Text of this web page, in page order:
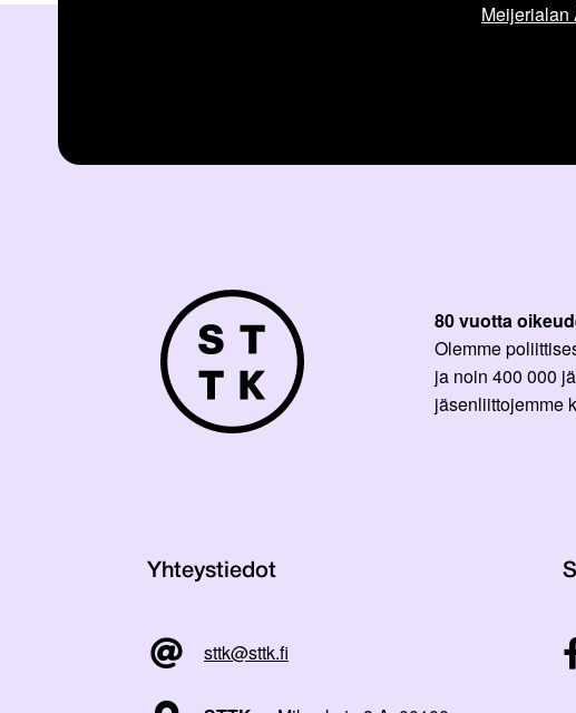
Meijerialan
80 vuotta
Olemme
ja noin 400 000
jäsenliittojemme
Yhteystiedot
sttk@sttk.fi